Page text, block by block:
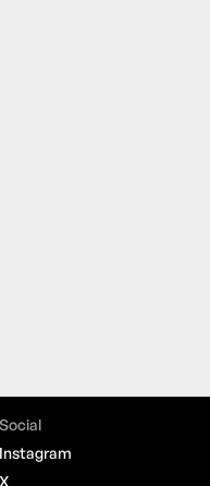
Social
Instagram
X